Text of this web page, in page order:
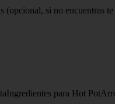
si no encuentras
para Hot